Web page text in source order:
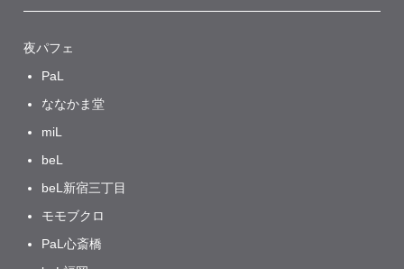
夜パフェ
PaL
ななかま堂
miL
beL
beL新宿三丁目
モモブクロ
PaL心斎橋